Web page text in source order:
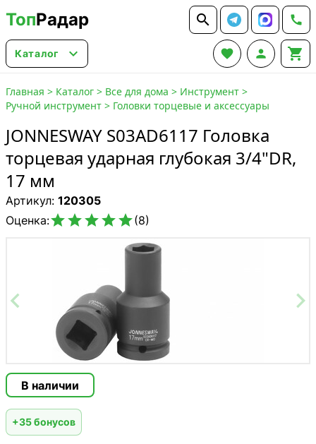
ТопРадар  
Каталог    
Главная > Каталог > Все для дома > Инструмент >
Ручной инструмент > Головки торцевые и аксессуары
JONNESWAY S03AD6117 Головка
торцевая ударная глубокая 3/4"DR,
17 мм
Артикул: 120305
Оценка:(8)
В наличии
+35 бонусов